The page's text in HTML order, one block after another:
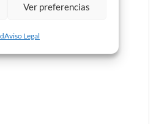
Ver preferencias
Aviso Legal